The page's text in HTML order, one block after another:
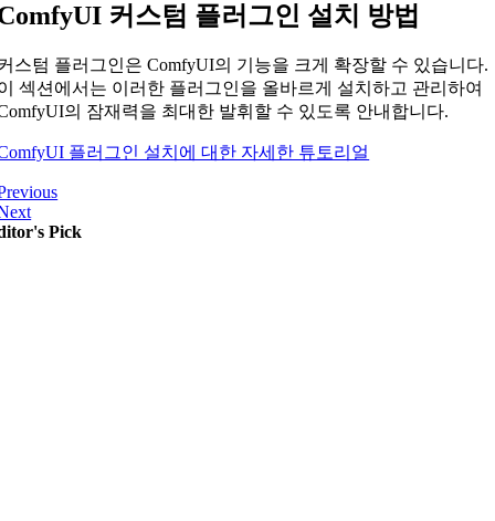
커스텀 플러그인 설치 방법
스텀 플러그인은 ComfyUI의 기능을 크게 확장할 수 있습니다.
섹션에서는 이러한 플러그인을 올바르게 설치하고 관리하여
의 잠재력을 최대한 발휘할 수 있도록 안내합니다.
플러그인 설치에 대한 자세한 튜토리얼
Pick